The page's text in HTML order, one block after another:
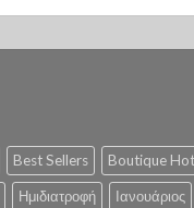
Best Sellers Boutique
Ημιδιατροφή Ιανουάριος